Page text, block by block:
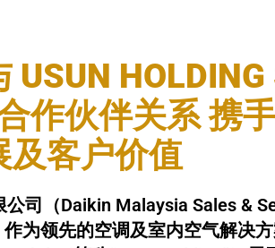
HOLDING
作伙伴关系 携
及客户价值
司（Daikin Malaysia Sales &
为领先的空调及室内空气解决